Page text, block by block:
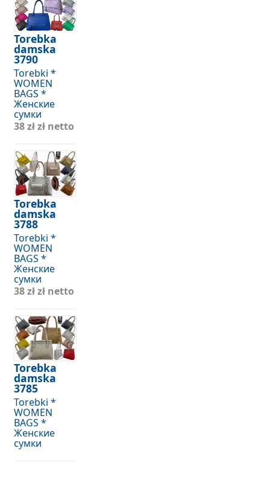
Torebka
damska
3790
Torebki *
WOMEN
BAGS *
Женские
сумки
38 złzł netto
Torebka
damska
3788
Torebki *
WOMEN
BAGS *
Женские
сумки
38 złzł netto
Torebka
damska
3785
Torebki *
WOMEN
BAGS *
Женские
сумки